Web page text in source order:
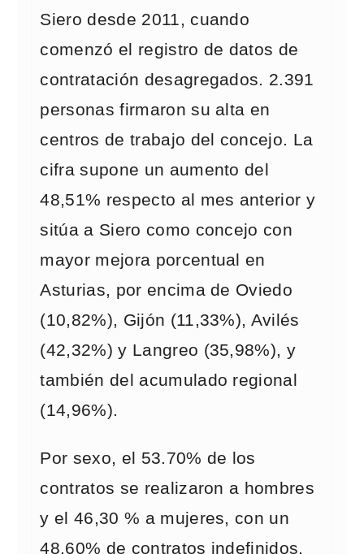
Siero desde 2011, cuando
comenzó el registro de datos de
contratación desagregados. 2.391
personas firmaron su alta en
centros de trabajo del concejo. La
cifra supone un aumento del
48,51% respecto al mes anterior y
sitúa a Siero como concejo con
mayor mejora porcentual en
Asturias, por encima de Oviedo
(10,82%), Gijón (11,33%), Avilés
(42,32%) y Langreo (35,98%), y
también del acumulado regional
(14,96%).
Por sexo, el 53.70% de los
contratos se realizaron a hombres
y el 46,30 % a mujeres, con un
48,60% de contratos indefinidos,